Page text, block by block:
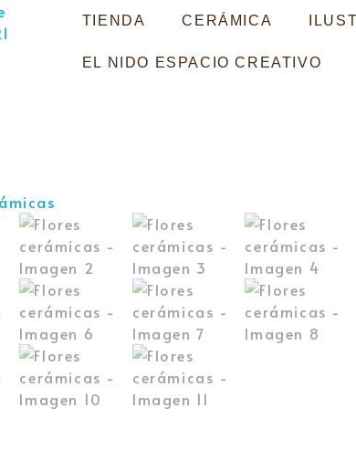
TIENDA CERÁMICA
EL NIDO ESPACIO CREATIVO